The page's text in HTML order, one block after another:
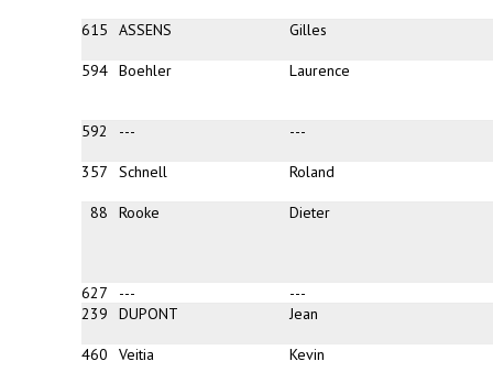
615 ASSENS Gilles
594 Boehler Laurence
592 --- ---
357 Schnell Roland
88 Rooke Dieter
627 ---
---
239
DUPONT Jean
460 Veitia Kevin